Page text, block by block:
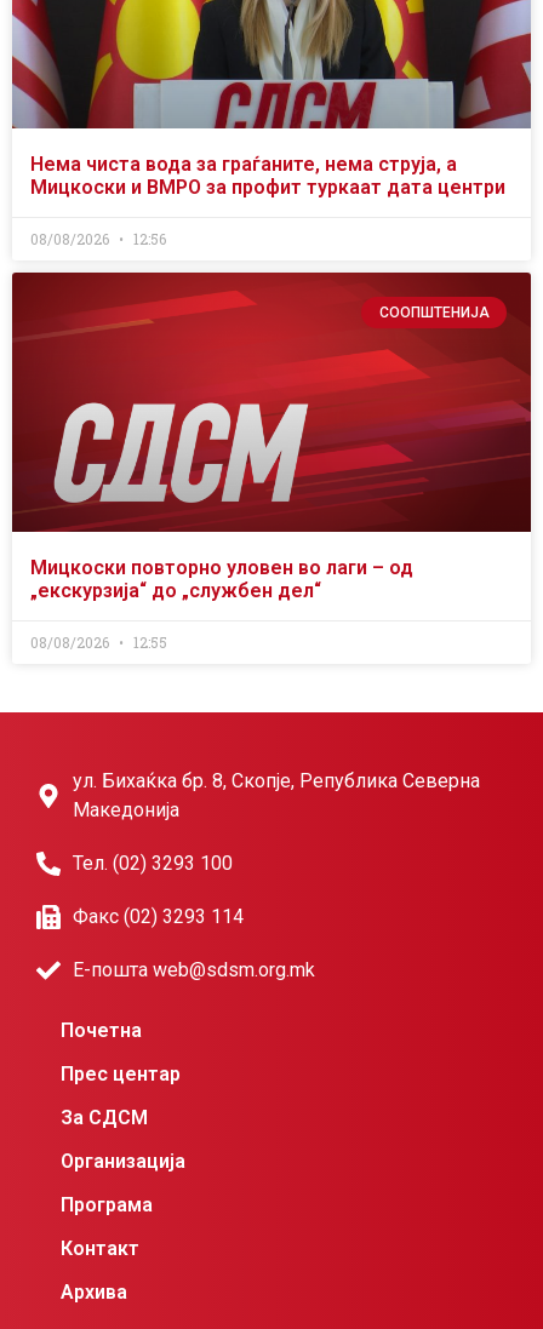
Нема чиста вода за граѓаните, нема струја, а
Мицкоски и ВМРО за профит туркаат дата центри
08/08/2026 12:56
СООПШТЕНИЈА
Мицкоски повторно уловен во лаги – од
„екскурзија“ до „службен дел“
08/08/2026 12:55
ул. Бихаќка бр. 8, Скопје, Република Северна
Македонија
Тел. (02) 3293 100
Факс (02) 3293 114
Е-пошта web@sdsm.org.mk
Почетна
Прес центар
За СДСМ
Организација
Програма
Контакт
Архива